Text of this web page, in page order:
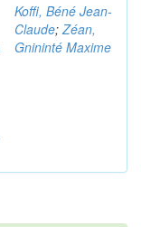
Koffi, Béné Jean-
Claude; Zéan,
Gnininté Maxime